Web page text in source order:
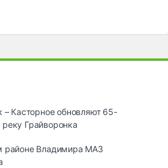
– Касторное обновляют 65-
Грайворонка
районе Владимира МАЗ